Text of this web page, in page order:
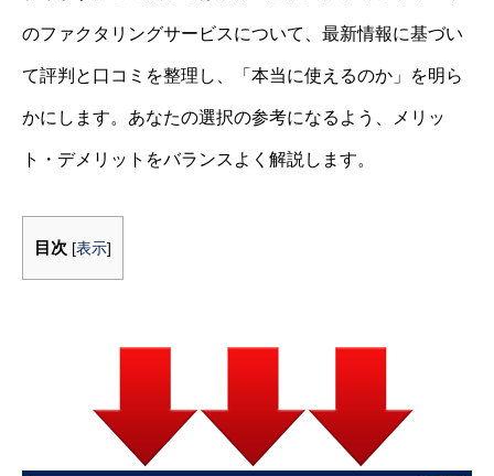
のファクタリングサービスについて、最新情報に基づい
て評判と口コミを整理し、「本当に使えるのか」を明ら
かにします。あなたの選択の参考になるよう、メリッ
ト・デメリットをバランスよく解説します。
目次 [表示]